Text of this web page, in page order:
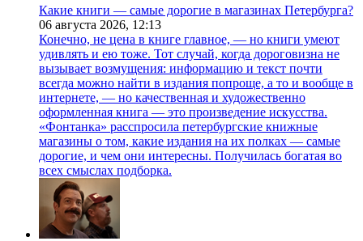
Какие книги — самые дорогие в магазинах Петербурга?
06 августа 2026, 12:13
Конечно, не цена в книге главное, — но книги умеют
удивлять и ею тоже. Тот случай, когда дороговизна не
вызывает возмущения: информацию и текст почти
всегда можно найти в издания попроще, а то и вообще в
интернете, — но качественная и художественно
оформленная книга — это произведение искусства.
«Фонтанка» расспросила петербургские книжные
магазины о том, какие издания на их полках — самые
дорогие, и чем они интересны. Получилась богатая во
всех смыслах подборка.